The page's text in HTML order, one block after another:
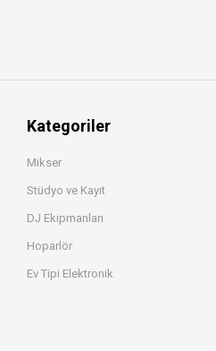
Kategoriler
Mikser
Stüdyo ve Kayıt
DJ Ekipmanları
Hoparlör
Ev Tipi Elektronik